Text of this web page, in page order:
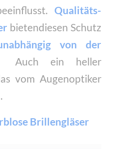
Qualitäts-
bietendiesen Schutz
von der
ein heller
vom Augenoptiker
Brillengläser